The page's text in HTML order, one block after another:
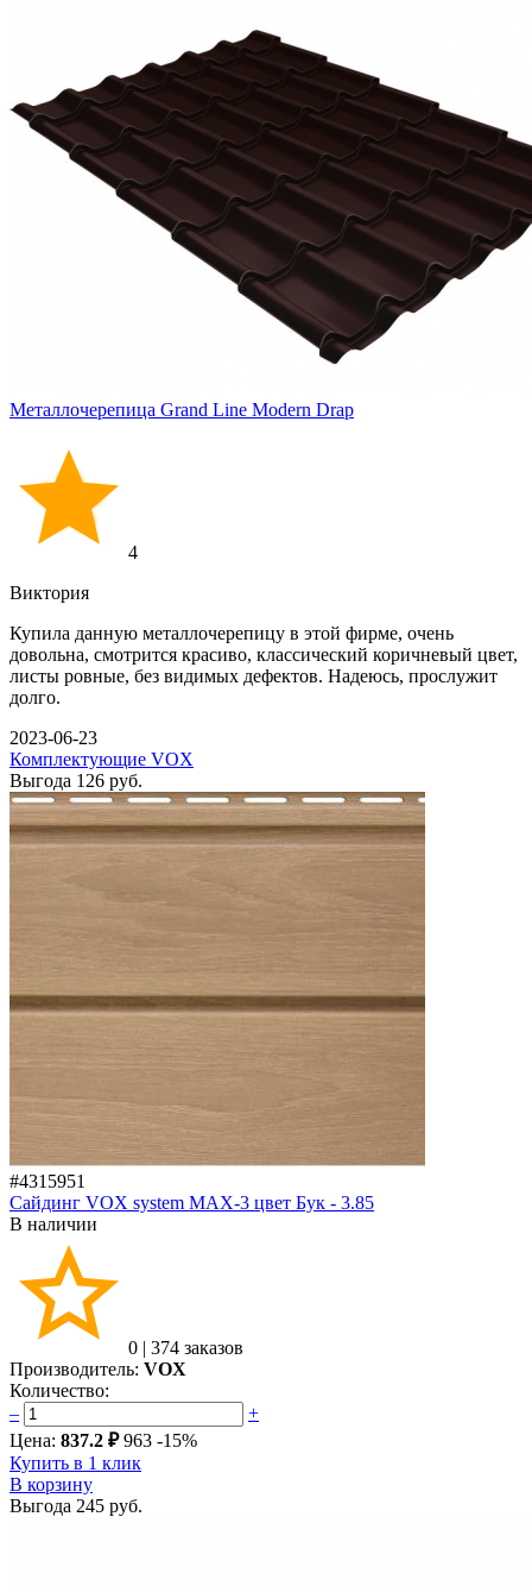
Металлочерепица Grand Line Modern Drap
4
Виктория
Купила данную металлочерепицу в этой фирме, очень
довольна, смотрится красиво, классический коричневый цвет,
листы ровные, без видимых дефектов. Надеюсь, прослужит
долго.
2023-06-23
Комплектующие VOX
Выгода 126 руб.
#4315951
Сайдинг VOX system МАХ-3 цвет Бук - 3.85
В наличии
0 | 374 заказов
Производитель: VOX
Количество:
–
+
Цена: 837.2 ₽ 963 -15%
Купить в 1 клик
В корзину
Выгода 245 руб.